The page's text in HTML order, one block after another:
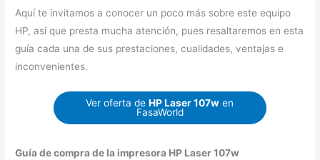
Aquí te invitamos a conocer un poco más sobre este equipo
HP, así que presta mucha atención, pues resaltaremos en esta
guía cada una de sus prestaciones, cualidades, ventajas e
inconvenientes.
Ver oferta deHP Laser 107w en
FasaWorld
Guía de compra de la impresora HP Laser 107w